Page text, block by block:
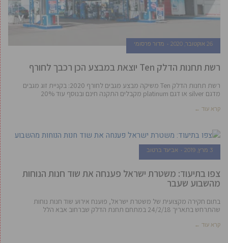
26 אוקטובר, 2020 מדור פרסומי
רשת תחנות הדלק Ten יוצאת במבצע הכן רכבך לחורף
רשת תחנות הדלק Ten משיקה מבצע מגבים לחורף 2020: בקניית זוג מגבים
מדגם silver או דגם platinum מקבלים התקנה חינם ובנוסף עוד 20%
קרא עוד ←
3 מרץ, 2019 אביעד ברטוב
צפו בתיעוד: משטרת ישראל פענחה את שוד חנות הנוחות
מהשבוע שעבר
בתום חקירה מקצועית של משטרת ישראל, פוענח אירוע שוד חנות נוחות
שהתרחש בתאריך 24/2/18 במתחם תחנת הדלק שברחוב אבא הלל
קרא עוד ←